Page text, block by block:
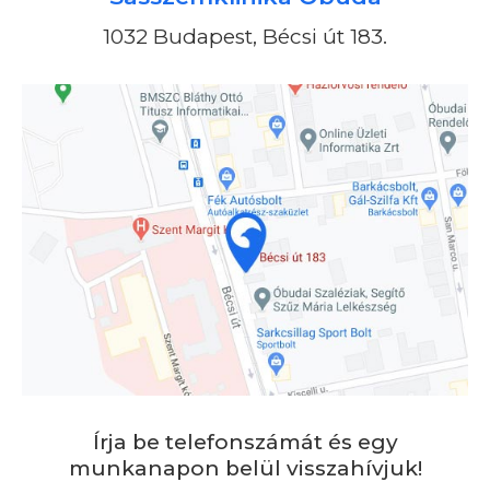
1032 Budapest, Bécsi út 183.
Írja be telefonszámát és egy
munkanapon belül visszahívjuk!